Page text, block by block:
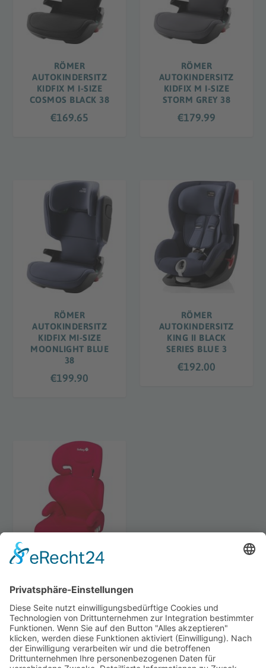
RÖMER
AUTOKINDERSITZ
KIDFIX M I-SIZE
COSMOS BLACK 38
€169.65
RÖMER
AUTOKINDERSITZ
KIDFIX M I-SIZE
STORM GREY 38
€179.99
RÖMER
AUTOKINDERSITZ
KIDFIX MI-SIZE
MOONLIGHT BLUE
38
€199.90
RÖMER
AUTOKINDERSITZ
KING II BLACK
SERIES BLUE 3
€192.00
AUTOKINDERSITZ
ROAD SAFE FULL
RED 38
€47.99